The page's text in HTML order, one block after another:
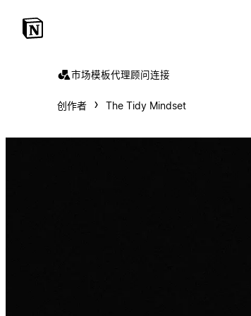
市场模板代理顾问连接
创作者 The Tidy Mindset